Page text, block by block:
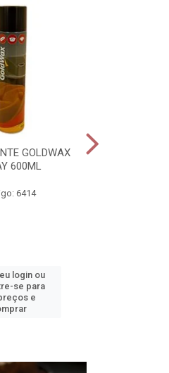
GOLDWAX
600ML
6414
login ou
se para
e